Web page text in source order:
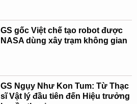
GS gốc Việt chế tạo robot được
NASA dùng xây trạm không gian
GS Ngụy Như Kon Tum: Từ Thạc
sĩ Vật lý đầu tiên đến Hiệu trưởng